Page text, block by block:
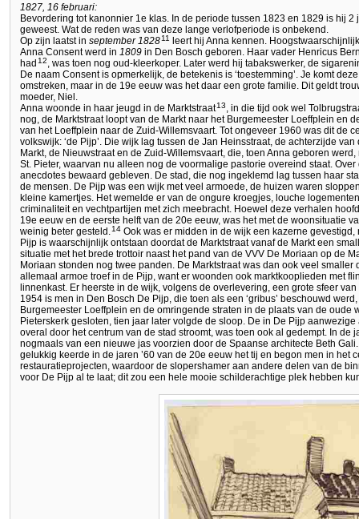
1827, 16 februari:
Bevordering tot kanonnier 1e klas. In de periode tussen 1823 en 1829 is hij
geweest. Wat de reden was van deze lange verlofperiode is onbekend.
Op zijn laatst in september 182811 leert hij Anna kennen.
Anna Consent werd in 1809 in Den Bosch geboren. Haar vader Henricus
had12
, was toen nog oud-kleerkoper. Later werd hij tabakswerker, de
De naam Consent is opmerkelijk, de betekenis is ‘toestemming’. Je komt
omstreken, maar in de 19e eeuw was het daar een grote familie. Dit geldt
moeder, Niel.
Anna woonde in haar jeugd in de Marktstraat13
, in die tijd ook wel
nog, de Marktstraat loopt van de Markt naar het Burgemeester Loeffplein en
van het Loeffplein naar de Zuid-Willemsvaart. Tot ongeveer 1960 was dit de
volkswijk: ‘de Pijp’. Die wijk lag tussen de Jan Heinsstraat, de achterzijde
Markt, de Nieuwstraat en de Zuid-Willemsvaart, die, toen Anna geboren
St. Pieter, waarvan nu alleen nog de voormalige pastorie overeind staat.
anecdotes bewaard gebleven. De stad, die nog ingeklemd lag tussen haar
de mensen. De Pijp was een wijk met veel armoede, de huizen waren
kleine kamertjes. Het wemelde er van de ongure kroegjes, louche
criminaliteit en vechtpartijen met zich meebracht. Hoewel deze verhalen
19e eeuw en de eerste helft van de 20e eeuw, was het met de woonsituatie
weinig beter gesteld. 14 Ook was er midden in de wijk een kazerne
Pijp is waarschijnlijk ontstaan doordat de Marktstraat vanaf de Markt een
situatie met het brede trottoir naast het pand van de VVV De Moriaan op de
Moriaan stonden nog twee panden. De Marktstraat was dan ook veel smaller
allemaal armoe troef in de Pijp, want er woonden ook marktkooplieden met
linnenkast. Er heerste in de wijk, volgens de overlevering, een grote sfeer
1954 is men in Den Bosch De Pijp, die toen als een ‘gribus’ beschouwd
Burgemeester Loeffplein en de omringende straten in de plaats van de oude
Pieterskerk gesloten, tien jaar later volgde de sloop. De in De Pijp
overal door het centrum van de stad stroomt, was toen ook al gedempt. In de
nogmaals van een nieuwe jas voorzien door de Spaanse architecte Beth
gelukkig keerde in de jaren ’60 van de 20e eeuw het tij en begon men in het
restauratieprojecten, waardoor de slopershamer aan andere delen van de
voor De Pijp al te laat; dit zou een hele mooie schilderachtige plek hebben